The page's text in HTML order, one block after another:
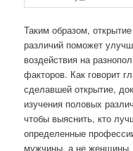
Таким образом,
различий поможет
воздействия на
факторов. Как говорит
сделавшей открытие,
изучения половых
чтобы выяснить, кто
определенные
мужчины, а не женщины,